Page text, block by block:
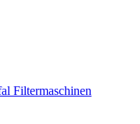
Filtermaschinen